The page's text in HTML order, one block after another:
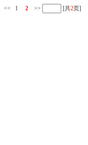
<< 1 2 >> [共2页]